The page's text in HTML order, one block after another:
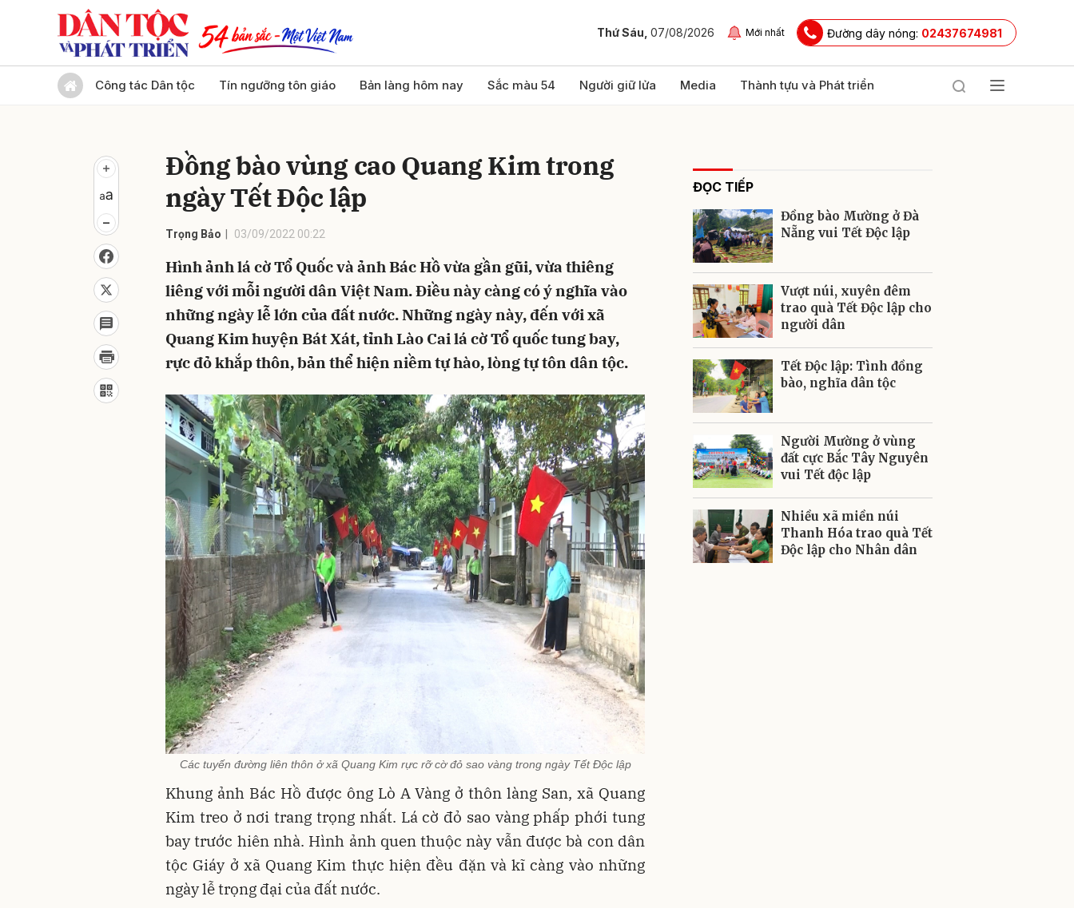
Thứ Sáu, 07/08/2026 Mới nhất Đường dây nóng: 02437674981
Công tác Dân tộc Tín ngưỡng tôn giáo Bản làng hôm nay Sắc màu 54 Người giữ lửa Media Thành tựu và Phát triển
Đồng bào vùng cao Quang Kim trong
ngày Tết Độc lập
Trọng Bảo 03/09/2022 00:22
Hình ảnh lá cờ Tổ Quốc và ảnh Bác Hồ vừa gần gũi, vừa thiêng
liêng với mỗi người dân Việt Nam. Điều này càng có ý nghĩa vào
những ngày lễ lớn của đất nước. Những ngày này, đến với xã
Quang Kim huyện Bát Xát, tỉnh Lào Cai lá cờ Tổ quốc tung bay,
rực đỏ khắp thôn, bản thể hiện niềm tự hào, lòng tự tôn dân tộc.
Các tuyến đường liên thôn ở xã Quang Kim rực rỡ cờ đỏ sao vàng trong ngày Tết Độc lập
Khung ảnh Bác Hồ được ông Lò A Vàng ở thôn làng San, xã Quang
Kim treo ở nơi trang trọng nhất. Lá cờ đỏ sao vàng phấp phới tung
bay trước hiên nhà. Hình ảnh quen thuộc này vẫn được bà con dân
tộc Giáy ở xã Quang Kim thực hiện đều đặn và kĩ càng vào những
ngày lễ trọng đại của đất nước.
ĐỌC TIẾP
Đồng bào Mường ở Đà
Nẵng vui Tết Độc lập
Vượt núi, xuyên đêm
trao quà Tết Độc lập cho
người dân
Tết Độc lập: Tình đồng
bào, nghĩa dân tộc
Người Mường ở vùng
đất cực Bắc Tây Nguyên
vui Tết độc lập
Nhiều xã miền núi
Thanh Hóa trao quà Tết
Độc lập cho Nhân dân
Gửi bình luận
Gửi